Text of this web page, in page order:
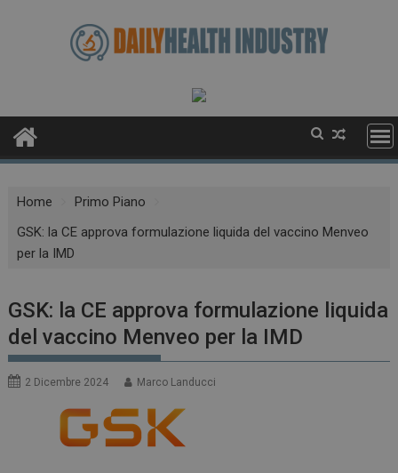
Home
Primo Piano
GSK: la CE approva formulazione liquida del vaccino Menveo
per la IMD
GSK: la CE approva formulazione liquida
del vaccino Menveo per la IMD
2 Dicembre 2024 Marco Landucci